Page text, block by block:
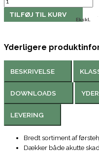
TILFØJ TIL KURV
Ekskl.
Yderligere
BESKRIVELSE
DOWNLOADS
LEVERING
Bredt sortiment af
Dækker både akutte